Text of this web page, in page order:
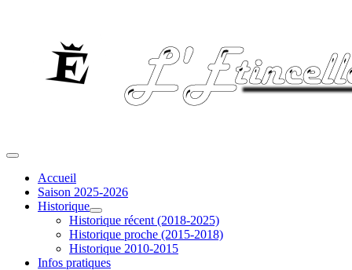
Accueil
Saison 2025-2026
Historique
Historique récent (2018-2025)
Historique proche (2015-2018)
Historique 2010-2015
Infos pratiques